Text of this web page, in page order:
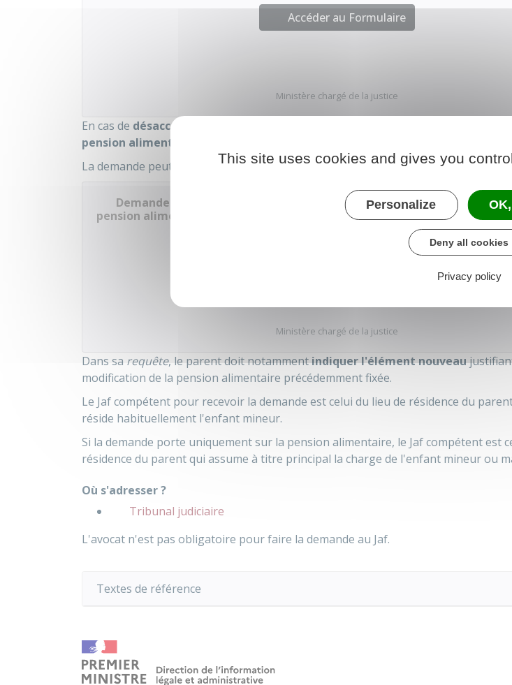
Accéder au Formulaire
Ministère chargé de la justice
En cas de désaccord
pension alimentaire
La demande peut être faite à l'aide d'un formulaire :
Demande au juge aux affaires familiales (autorité parentale, droit
pension alimentaire...)
Ministère chargé de la justice
Dans sa requête, le parent doit notammentindiquer l'élément nouveau
modification de la pension alimentaire précédemment fixée.
Le Jaf compétent pour recevoir la demande est celui du lieu de résidence du
réside habituellement l'enfant mineur.
Si la demande porte uniquement sur la pension alimentaire, le Jaf compétent est
résidence du parent qui assume à titre principal la charge de l'enfant mineur ou
Où s'adresser ?
Tribunal judiciaire
L'avocat n'est pas obligatoire pour faire la demande au Jaf.
Textes de référence
This site uses cookies and gives you
Personalize
Deny all cookies
Privacy policy